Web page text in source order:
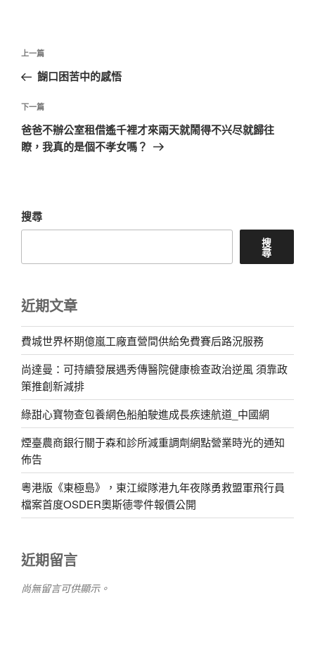
文
導
覽
上
一
文
章
上一篇
餬口困苦中的感悟
下
一
篇
下一篇
爸爸不辦公室租借遙千裡才來兩天就鬧得不兴尽就歸往
瞭，我真的是個不孝女嗎？
搜尋
搜
尋
近期文章
費城世界杯期億嵐工廠直營間供給免費賽后路況服務
尚達曼：可持續發展遇秀傳醫院健康檢查政治逆風 須靠政
策推創新減排
綠甜心寶物查包養網色船舶駛進成長疾速航道_中國網
煙臺農商銀行關于森和診所減重調劑網點營業時光的通知
佈告
粵港版《東極島》，東江縱隊港九年夜隊勇救盟軍飛行員
檔案首度OSDER奧斯德零件報價公開
近期留言
尚無留言可供顯示。